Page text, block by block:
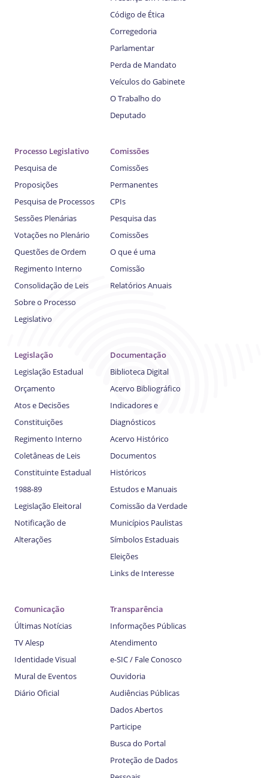
Código de Ética
Corregedoria
Parlamentar
Perda de Mandato
Veículos do Gabinete
O Trabalho do
Deputado
Processo Legislativo
Pesquisa de
Proposições
Pesquisa de Processos
Sessões Plenárias
Votações no Plenário
Questões de Ordem
Regimento Interno
Consolidação de Leis
Sobre o Processo
Legislativo
Comissões
Comissões
Permanentes
CPIs
Pesquisa das
Comissões
O que é uma
Comissão
Relatórios Anuais
Legislação
Legislação Estadual
Orçamento
Atos e Decisões
Constituições
Regimento Interno
Coletâneas de Leis
Constituinte Estadual
1988-89
Legislação Eleitoral
Notificação de
Alterações
Documentação
Biblioteca Digital
Acervo Bibliográfico
Indicadores e
Diagnósticos
Acervo Histórico
Documentos
Históricos
Estudos e Manuais
Comissão da Verdade
Municípios Paulistas
Símbolos Estaduais
Eleições
Links de Interesse
Comunicação
Últimas Notícias
TV Alesp
Identidade Visual
Mural de Eventos
Diário Oficial
Transparência
Informações Públicas
Atendimento
e-SIC / Fale Conosco
Ouvidoria
Audiências Públicas
Dados Abertos
Participe
Busca do Portal
Proteção de Dados